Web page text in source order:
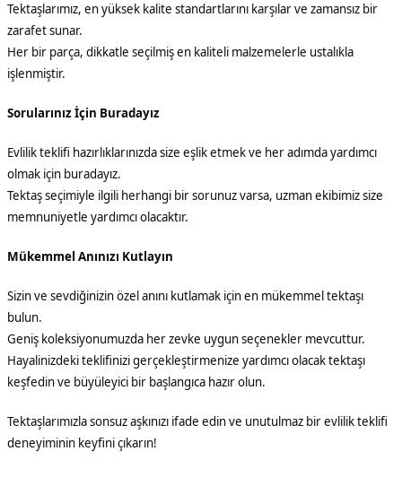
Tektaşlarımız, en yüksek kalite standartlarını karşılar ve zamansız bir
zarafet sunar.
Her bir parça, dikkatle seçilmiş en kaliteli malzemelerle ustalıkla
işlenmiştir.
Sorularınız İçin Buradayız
Evlilik teklifi hazırlıklarınızda size eşlik etmek ve her adımda yardımcı
olmak için buradayız.
Tektaş seçimiyle ilgili herhangi bir sorunuz varsa, uzman ekibimiz size
memnuniyetle yardımcı olacaktır.
Mükemmel Anınızı Kutlayın
Sizin ve sevdiğinizin özel anını kutlamak için en mükemmel tektaşı
bulun.
Geniş koleksiyonumuzda her zevke uygun seçenekler mevcuttur.
Hayalinizdeki teklifinizi gerçekleştirmenize yardımcı olacak tektaşı
keşfedin ve büyüleyici bir başlangıca hazır olun.
Tektaşlarımızla sonsuz aşkınızı ifade edin ve unutulmaz bir evlilik teklifi
deneyiminin keyfini çıkarın!